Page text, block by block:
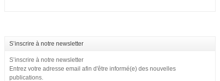
S’inscrire à notre newsletter
S’inscrire à notre newsletter
Entrez votre adresse email afin d'être informé(e) des nouvelles
publications.